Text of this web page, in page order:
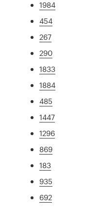
1984
454
267
290
1833
1884
485
1447
1296
869
183
935
692